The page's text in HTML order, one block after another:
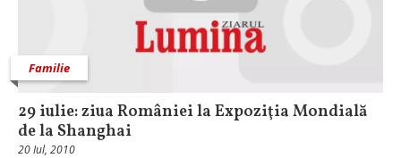
Familie
29 iulie: ziua României la Expoziţia Mondială
de la Shanghai
20 Iul, 2010